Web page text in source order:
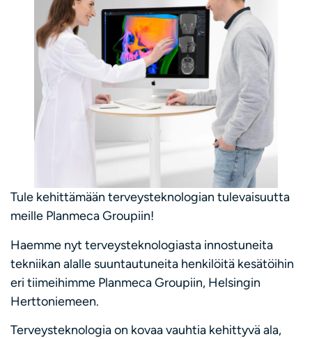
Tule kehittämään terveysteknologian tulevaisuutta
meille Planmeca Groupiin!
Haemme nyt terveysteknologiasta innostuneita
tekniikan alalle suuntautuneita henkilöitä kesätöihin
eri tiimeihimme Planmeca Groupiin, Helsingin
Herttoniemeen.
Terveysteknologia on kovaa vauhtia kehittyvä ala,